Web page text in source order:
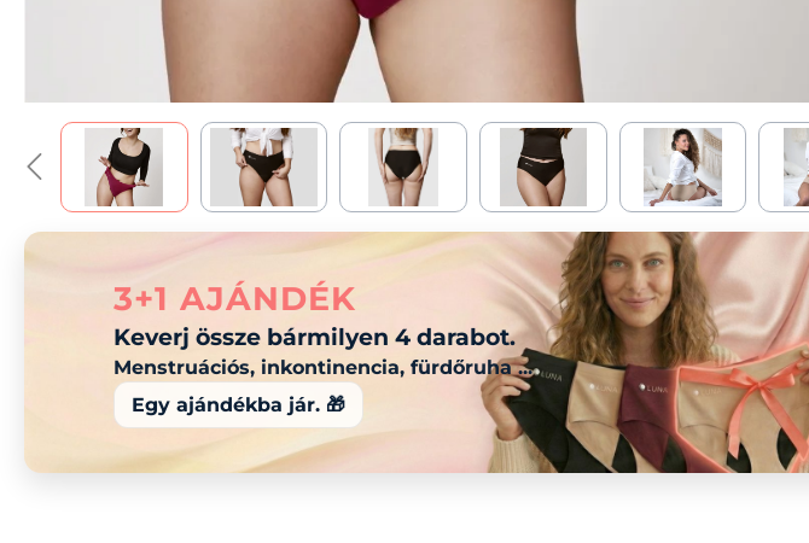
3+1 AJÁNDÉK
Keverj össze bármilyen 4 darabot.
Menstruációs, inkontinencia, fürdőruha ...
Egy ajándékba jár. 🎁